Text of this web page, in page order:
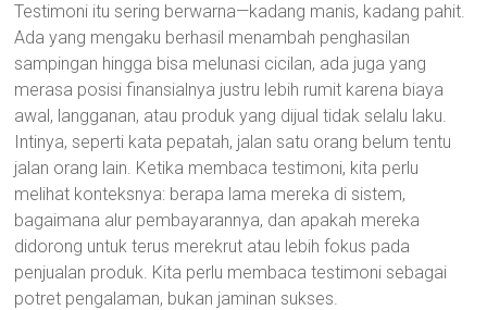
Testimoni itu sering berwarna—kadang manis, kadang pahit.
Ada yang mengaku berhasil menambah penghasilan
sampingan hingga bisa melunasi cicilan, ada juga yang
merasa posisi finansialnya justru lebih rumit karena biaya
awal, langganan, atau produk yang dijual tidak selalu laku.
Intinya, seperti kata pepatah, jalan satu orang belum tentu
jalan orang lain. Ketika membaca testimoni, kita perlu
melihat konteksnya: berapa lama mereka di sistem,
bagaimana alur pembayarannya, dan apakah mereka
didorong untuk terus merekrut atau lebih fokus pada
penjualan produk. Kita perlu membaca testimoni sebagai
potret pengalaman, bukan jaminan sukses.